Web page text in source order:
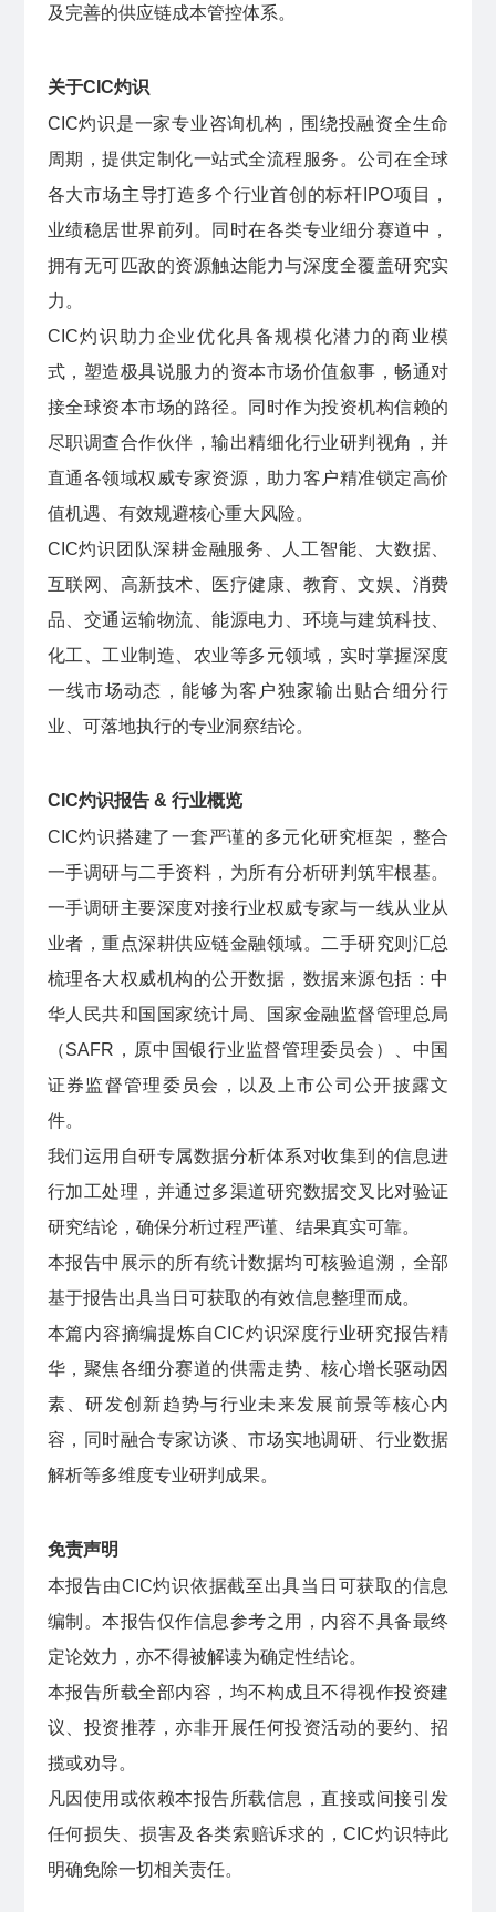
及完善的供应链成本管控体系。
关于CIC灼识
CIC灼识是一家专业咨询机构，围绕投融资全生命
周期，提供定制化一站式全流程服务。公司在全球
各大市场主导打造多个行业首创的标杆IPO项目，
业绩稳居世界前列。同时在各类专业细分赛道中，
拥有无可匹敌的资源触达能力与深度全覆盖研究实
力。
CIC灼识助力企业优化具备规模化潜力的商业模
式，塑造极具说服力的资本市场价值叙事，畅通对
接全球资本市场的路径。同时作为投资机构信赖的
尽职调查合作伙伴，输出精细化行业研判视角，并
直通各领域权威专家资源，助力客户精准锁定高价
值机遇、有效规避核心重大风险。
CIC灼识团队深耕金融服务、人工智能、大数据、
互联网、高新技术、医疗健康、教育、文娱、消费
品、交通运输物流、能源电力、环境与建筑科技、
化工、工业制造、农业等多元领域，实时掌握深度
一线市场动态，能够为客户独家输出贴合细分行
业、可落地执行的专业洞察结论。
CIC灼识报告 & 行业概览
CIC灼识搭建了一套严谨的多元化研究框架，整合
一手调研与二手资料，为所有分析研判筑牢根基。
一手调研主要深度对接行业权威专家与一线从业从
业者，重点深耕供应链金融领域。二手研究则汇总
梳理各大权威机构的公开数据，数据来源包括：中
华人民共和国国家统计局、国家金融监督管理总局
（SAFR，原中国银行业监督管理委员会）、中国
证券监督管理委员会，以及上市公司公开披露文
件。
我们运用自研专属数据分析体系对收集到的信息进
行加工处理，并通过多渠道研究数据交叉比对验证
研究结论，确保分析过程严谨、结果真实可靠。
本报告中展示的所有统计数据均可核验追溯，全部
基于报告出具当日可获取的有效信息整理而成。
本篇内容摘编提炼自CIC灼识深度行业研究报告精
华，聚焦各细分赛道的供需走势、核心增长驱动因
素、研发创新趋势与行业未来发展前景等核心内
容，同时融合专家访谈、市场实地调研、行业数据
解析等多维度专业研判成果。
免责声明
本报告由CIC灼识依据截至出具当日可获取的信息
编制。本报告仅作信息参考之用，内容不具备最终
定论效力，亦不得被解读为确定性结论。
本报告所载全部内容，均不构成且不得视作投资建
议、投资推荐，亦非开展任何投资活动的要约、招
揽或劝导。
凡因使用或依赖本报告所载信息，直接或间接引发
任何损失、损害及各类索赔诉求的，CIC灼识特此
明确免除一切相关责任。